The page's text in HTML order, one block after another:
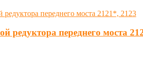
редуктора переднего моста